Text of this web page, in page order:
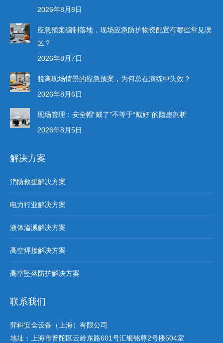
2026年8月8日
应急预案编制落地，现场应急防护物资配置有哪些常见误
区？
2026年8月7日
脱离现场情景的应急预案，为何总在演练中失效？
2026年8月6日
现场管理：安全帽“戴了”不等于“戴好”的隐患剖析
2026年8月5日
解决方案
消防救援解决方案
电力行业解决方案
液体溢溅解决方案
高空焊接解决方案
高空坠落防护解决方案
联系我们
羿科安全设备（上海）有限公司
地址：上海市普陀区云岭东路601号汇银铭尊2号楼504室